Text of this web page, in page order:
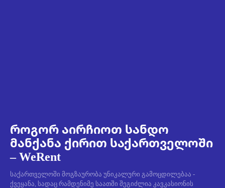
როგორ აირჩიოთ სანდო
მანქანა ქირით საქართველოში
– WeRent
საქართველოში მოგზაურობა უნიკალური გამოცდილებაა -
ქვეყანა, სადაც რამდენიმე საათში შეგიძლია კავკასიონის